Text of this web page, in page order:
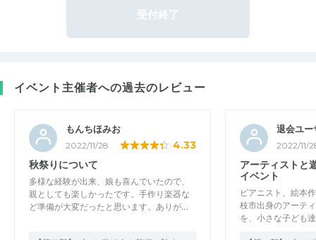
受付終了
イベント主催者への過去のレビュー
もんちほみお
2022/11/28 4.33
秋祭りについて
多様な経験が出来、娘も喜んでいたので、
親としても楽しかったです。手作り楽器な
ど準備が大変だったと思います。ありが…
退会ユー
2022/11/
アーティストと
イベント
ピアニスト、絵本
枝市出身のアーテ
を、小さな子ども